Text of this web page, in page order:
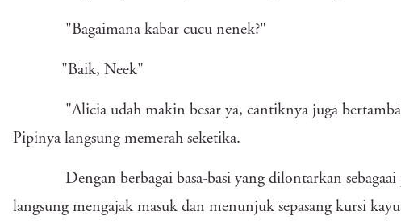
"Bagaimana kabar cucu nenek?"
"Baik, Neek"
"Alicia udah makin besar ya, cantiknya juga
Pipinya langsung memerah seketika.
Dengan berbagai basa-basi yang dilontarkan
langsung mengajak masuk dan menunjuk sepasang kursi